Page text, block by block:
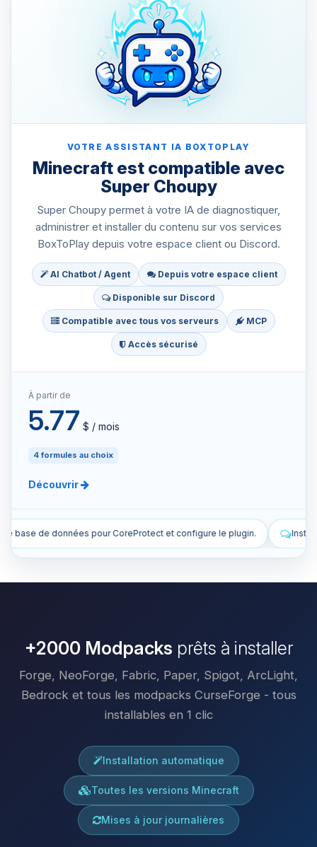
VOTRE ASSISTANT IA BOXTOPLAY
Minecraft est compatible avec
Super Choupy
Super Choupy permet à votre IA de diagnostiquer,
administrer et installer du contenu sur vos services
BoxToPlay depuis votre espace client ou Discord.
AI Chatbot / Agent Depuis votre espace client
Disponible sur Discord
Compatible avec tous vos serveurs MCP
Accès sécurisé
À partir de
5.77 $ / mois
4 formules au choix
Découvrir
configure le plugin. Installe des plugins pour améliorer mon
+2000 Modpacks prêts à installer
Forge, NeoForge, Fabric, Paper, Spigot, ArcLight,
Bedrock et tous les modpacks CurseForge - tous
installables en 1 clic
Installation automatique
Toutes les versions Minecraft
Mises à jour journalières